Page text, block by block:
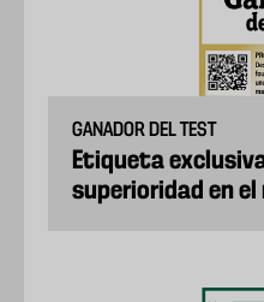
GANADOR DEL TEST
Etiqueta
superioridad en el